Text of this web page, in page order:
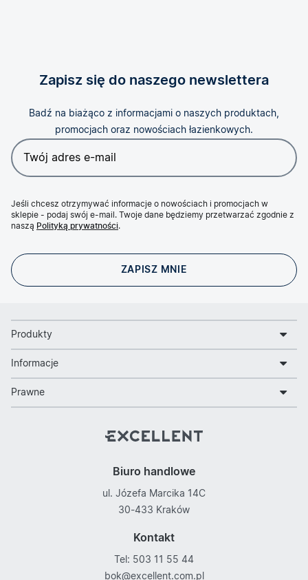
Zapisz się do naszego newslettera
Badź na biażąco z informacjami o naszych produktach,
promocjach oraz nowościach łazienkowych.
Jeśli chcesz otrzymywać informacje o nowościach i promocjach w
sklepie - podaj swój e-mail. Twoje dane będziemy przetwarzać zgodnie z
naszą Polityką prywatności.
Produkty
Informacje
Prawne
Biuro handlowe
ul. Józefa Marcika 14C
30-433 Kraków
Kontakt
Tel: 503 11 55 44
bok@excellent.com.pl